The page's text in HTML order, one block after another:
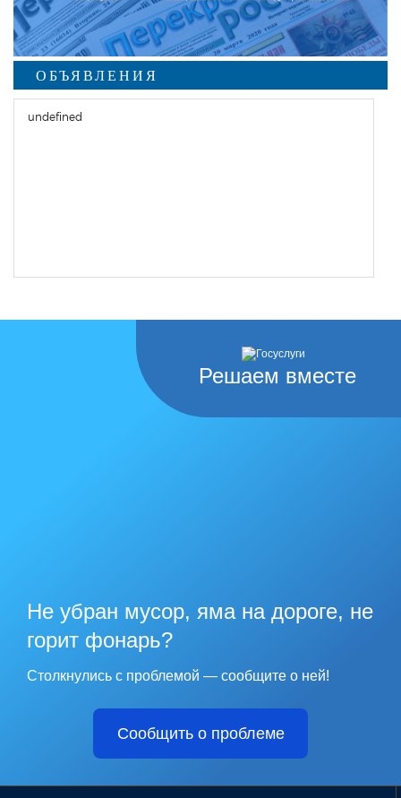
ОБЪЯВЛЕНИЯ
undefined
Решаем вместе
Не убран мусор, яма на дороге, не
горит фонарь?
Столкнулись с проблемой — сообщите о ней!
Сообщить о проблеме